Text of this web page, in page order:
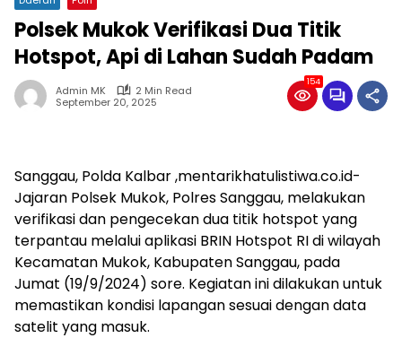
Polsek Mukok Verifikasi Dua Titik
Hotspot, Api di Lahan Sudah Padam
Admin MK
2 Min Read
September 20, 2025
154
Sanggau, Polda Kalbar ,mentarikhatulistiwa.co.id-
Jajaran Polsek Mukok, Polres Sanggau, melakukan
verifikasi dan pengecekan dua titik hotspot yang
terpantau melalui aplikasi BRIN Hotspot RI di wilayah
Kecamatan Mukok, Kabupaten Sanggau, pada
Jumat (19/9/2024) sore. Kegiatan ini dilakukan untuk
memastikan kondisi lapangan sesuai dengan data
satelit yang masuk.